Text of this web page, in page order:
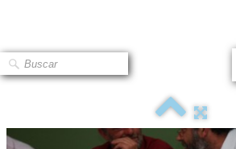
Que es la ARSA
Hacerse socio